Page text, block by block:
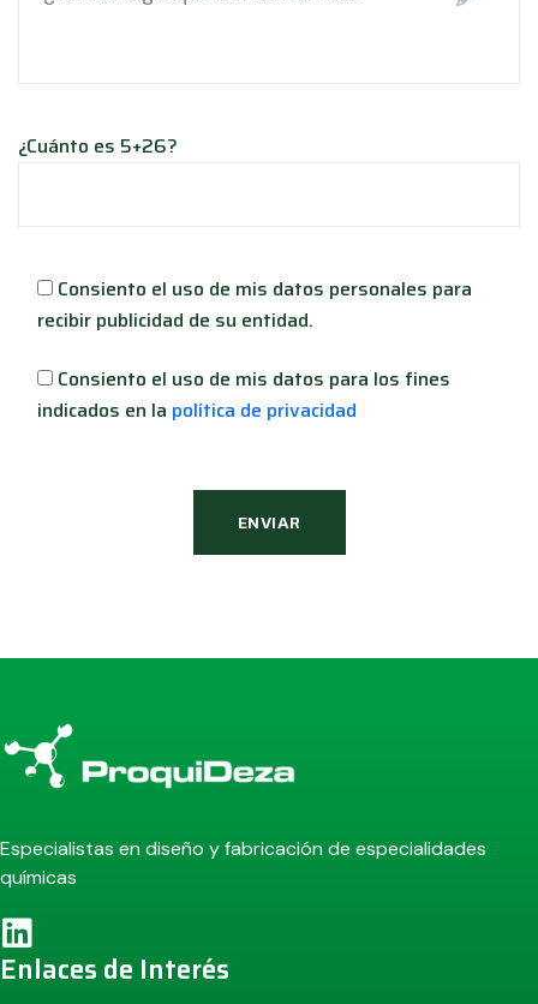
¿Cuánto es 5+26?
Consiento el uso de mis datos personales para
recibir publicidad de su entidad.
Consiento el uso de mis datos para los fines
indicados en la política de privacidad
ENVIAR
Especialistas en diseño y fabricación de especialidades
químicas
Enlaces de Interés